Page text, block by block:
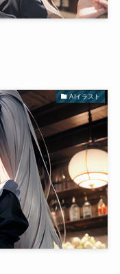
AIイラスト